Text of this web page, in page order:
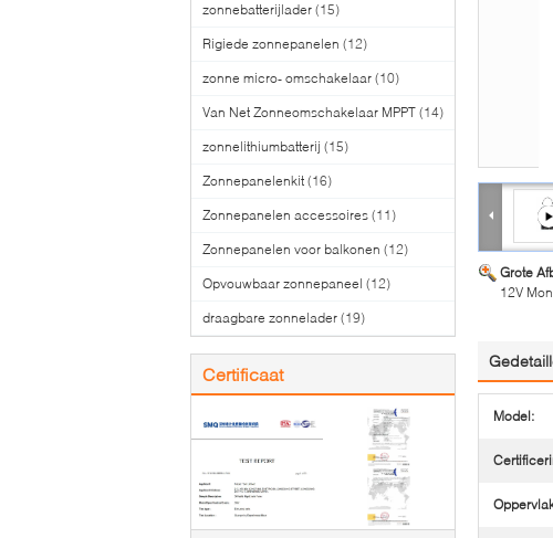
zonnebatterijlader (15)
Rigiede zonnepanelen (12)
zonne micro- omschakelaar (10)
Van Net Zonneomschakelaar MPPT (14)
zonnelithiumbatterij (15)
Zonnepanelenkit (16)
Zonnepanelen accessoires (11)
Zonnepanelen voor balkonen (12)
Opvouwbaar zonnepaneel (12)
draagbare zonnelader (19)
Certificaat
Grote
12V
Model: